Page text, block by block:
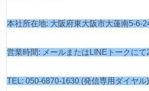
本社所在地: 大阪府東大阪市大蓮南5-6-
営業時間: メールまたはLINEトークに
TEL: 050-6870-1630 (発信専用ダイヤル)